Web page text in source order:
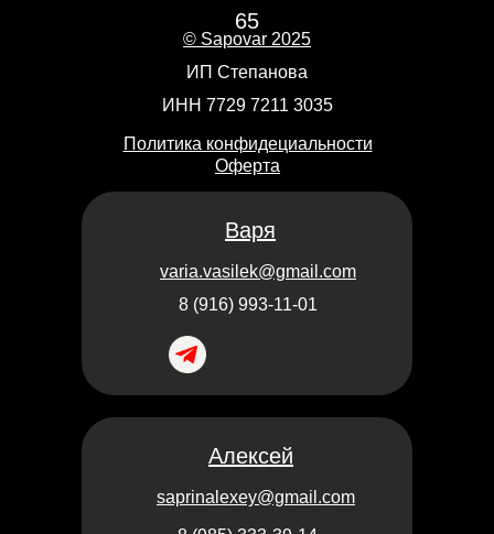
65
© Sapovar 2025
ИП Степанова
ИНН 7729 7211 3035
Политика конфидециальности
Алексей
saprinalexey@gmail.com
Варя
varia.vasilek@gmail.com
8 (916) 993-11-01
Оферта